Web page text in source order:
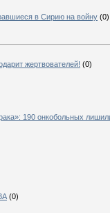
в Сирию на войну (0)
жертвователей! (0)
190 онкобольных
(0)